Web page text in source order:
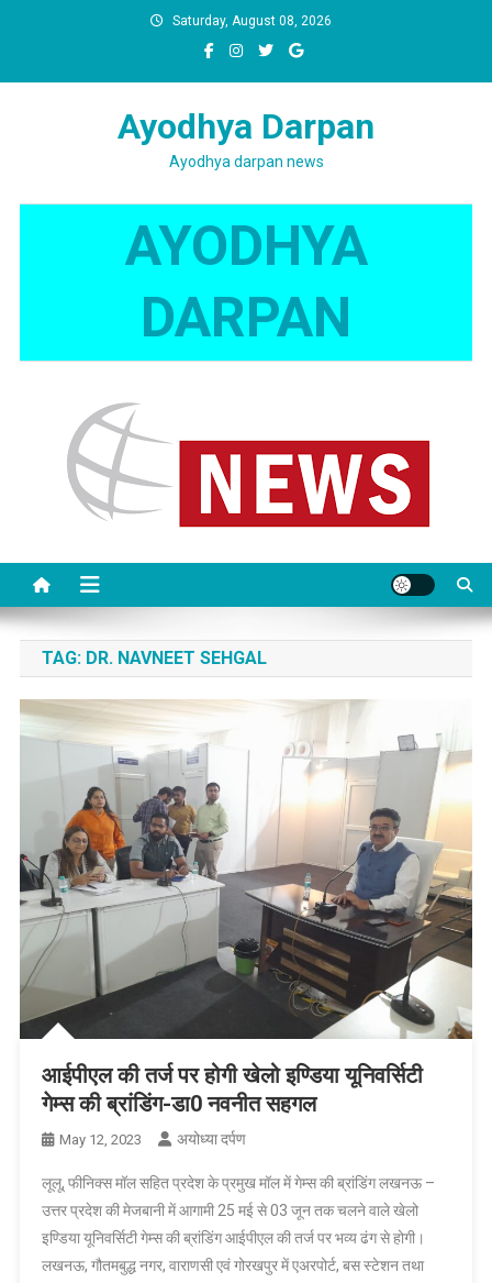
Saturday, August 08, 2026
Ayodhya Darpan
Ayodhya darpan news
AYODHYA
DARPAN
TAG: DR. NAVNEET SEHGAL
आईपीएल की तर्ज पर होगी खेलो इण्डिया यूनिवर्सिटी
गेम्स की ब्रांडिंग-डा0 नवनीत सहगल
May 12, 2023 अयोध्या दर्पण
लूलू, फीनिक्स मॉल सहित प्रदेश के प्रमुख मॉल में गेम्स की ब्रांडिंग लखनऊ –
उत्तर प्रदेश की मेजबानी में आगामी 25 मई से 03 जून तक चलने वाले खेलो
इण्डिया यूनिवर्सिटी गेम्स की ब्रांडिंग आईपीएल की तर्ज पर भव्य ढंग से होगी।
लखनऊ, गौतमबुद्ध नगर, वाराणसी एवं गोरखपुर में एअरपोर्ट, बस स्टेशन तथा